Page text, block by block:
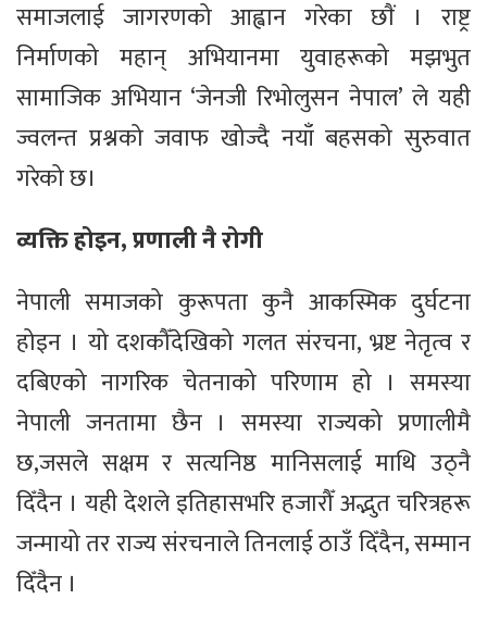
समाजलाई जागरणको आह्वान गरेका छाैं । राष्ट्र
निर्माणको महान् अभियानमा युवाहरूको मझभुत
सामाजिक अभियान ‘जेनजी रिभोलुसन नेपाल’ ले यही
ज्वलन्त प्रश्नको जवाफ खोज्दै नयाँ बहसको सुरुवात
गरेको छ।
व्यक्ति होइन, प्रणाली नै रोगी
नेपाली समाजको कुरूपता कुनै आकस्मिक दुर्घटना
होइन । यो दशकौँदेखिको गलत संरचना, भ्रष्ट नेतृत्व र
दबिएको नागरिक चेतनाको परिणाम हो । समस्या
नेपाली जनतामा छैन । समस्या राज्यको प्रणालीमै
छ,जसले सक्षम र सत्यनिष्ठ मानिसलाई माथि उठ्नै
दिँदैन । यही देशले इतिहासभरि हजारौँ अद्भुत चरित्रहरू
जन्मायो तर राज्य संरचनाले तिनलाई ठाउँ दिँदैन, सम्मान
दिँदैन ।